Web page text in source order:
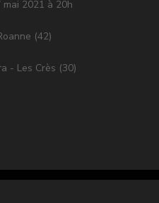
mai 2021 à 20h
(42)
- Les Crès (30)